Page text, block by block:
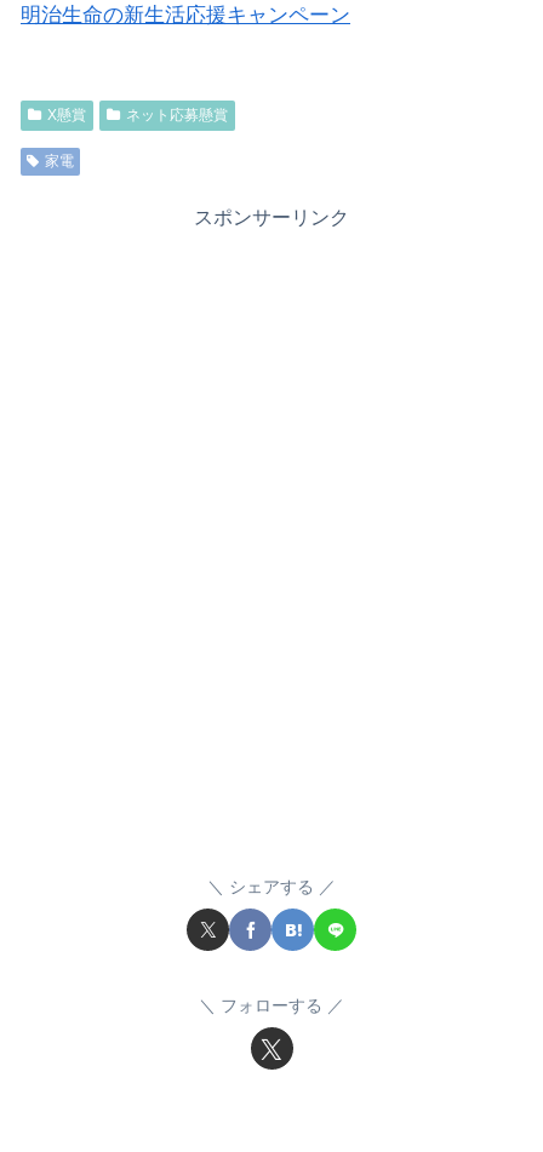
明治生命の新生活応援キャンペーン
X懸賞 ネット応募懸賞
家電
スポンサーリンク
シェアする
フォローする